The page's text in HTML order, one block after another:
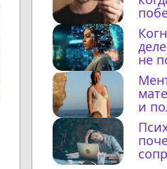
не
с ИИ
и